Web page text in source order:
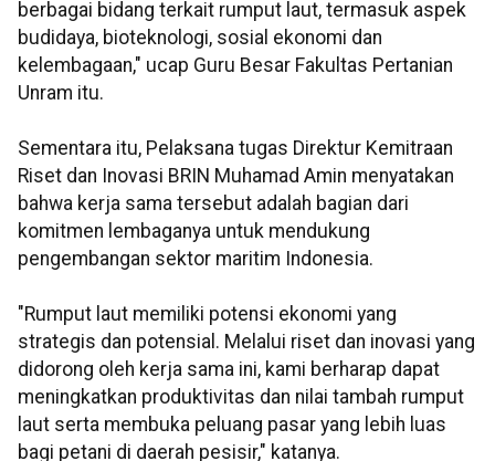
berbagai bidang terkait rumput laut, termasuk aspek
budidaya, bioteknologi, sosial ekonomi dan
kelembagaan," ucap Guru Besar Fakultas Pertanian
Unram itu.
Sementara itu, Pelaksana tugas Direktur Kemitraan
Riset dan Inovasi BRIN Muhamad Amin menyatakan
bahwa kerja sama tersebut adalah bagian dari
komitmen lembaganya untuk mendukung
pengembangan sektor maritim Indonesia.
"Rumput laut memiliki potensi ekonomi yang
strategis dan potensial. Melalui riset dan inovasi yang
didorong oleh kerja sama ini, kami berharap dapat
meningkatkan produktivitas dan nilai tambah rumput
laut serta membuka peluang pasar yang lebih luas
bagi petani di daerah pesisir," katanya.